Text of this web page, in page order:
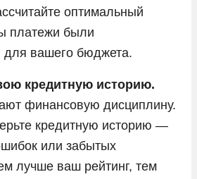
оптимальный
платежи были
вашего бюджета.
кредитную историю.
финансовую дисциплину.
кредитную историю —
или забытых
лучше ваш рейтинг, тем